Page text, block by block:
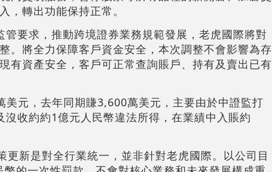
，轉出功能保持正常。
要求，推動跨境證券業務規範發展，老虎國際將對
。將全力保障客戶資金安全，本次調整不會影響為存
有資產安全，客戶可正常查詢賬戶、持有及賣出已有
元，去年同期賺3,600萬美元，主要由於中證監打
收約約1億元人民幣違法所得，在業績中入賬約
新是對全行業統一，並非針對老虎國際。以公司目